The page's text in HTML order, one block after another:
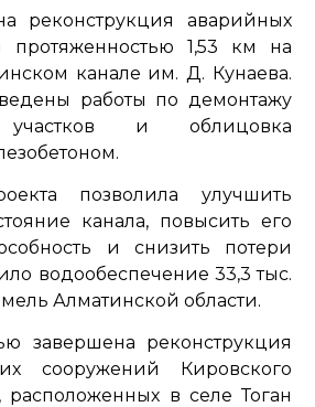
реконструкция аварийных
протяженностью 1,53 км на
канале им. Д. Кунаева.
работы по демонтажу
участков и облицовка
позволила улучшить
канала, повысить его
и снизить потери
водообеспечение 33,3 тыс.
Алматинской области.
завершена реконструкция
сооружений Кировского
расположенных в селе Тоган